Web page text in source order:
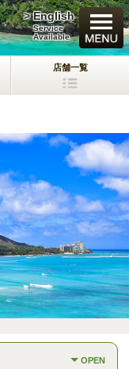
> English
Service
Available
店舗一覧
OPEN